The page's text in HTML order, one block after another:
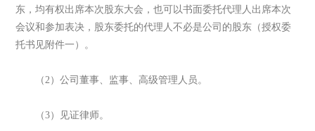
东，均有权出席本次股东大会，也可以书面委托代理人出席本次
会议和参加表决，股东委托的代理人不必是公司的股东（授权委
托书见附件一）。
（2）公司董事、监事、高级管理人员。
（3）见证律师。